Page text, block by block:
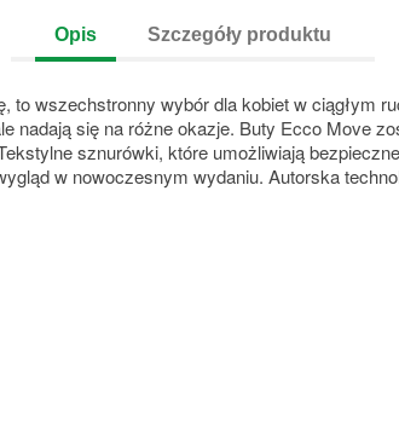
Opis Szczegóły produktu
wszechstronny wybór dla kobiet w ciągłym
nadają się na różne okazje. Buty Ecco Move
sznurówki, które umożliwiają
w nowoczesnym wydaniu. Autorska